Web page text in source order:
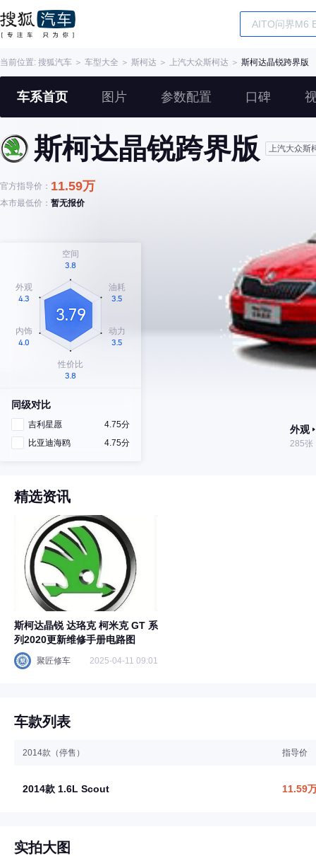
当前位置: 搜狐汽车 ＞ 车型大全 ＞ 斯柯达 ＞ 上汽大众斯柯达 ＞ 斯柯达晶锐跨界版
车系首页 图片 参数配置 口碑
斯柯达晶锐跨界版 上汽大众斯
官方指导价： 11.59万
本市最低价： 暂无报价
同级对比
吉利星愿
4.75分
比亚迪海鸥
4.75分
外观
285张
精选资讯
斯柯达晶锐 达珞克 柯米克 GT 系
列2020更新维修手册电路图
聚匠修车 2025-04-11 09:01
车款列表
2014款（停售） 指导价
2014款 1.6L Scout 11.59
实拍大图